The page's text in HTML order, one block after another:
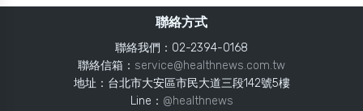
聯絡方式
聯絡我們：02-2394-0168
聯絡信箱： service@healthnews.com.tw
地址：台北市大安區市民大道三段142號5樓
Line： @healthnews